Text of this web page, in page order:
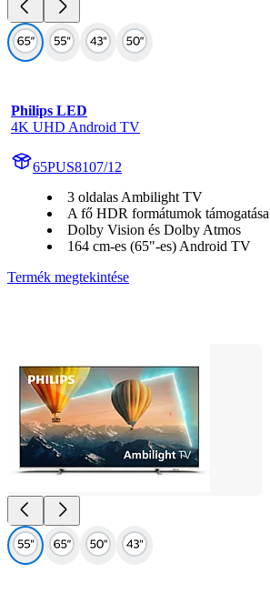
Philips LED
4K UHD Android TV
65PUS8107/12
3 oldalas Ambilight TV
A fő HDR formátumok támogatása
Dolby Vision és Dolby Atmos
164 cm-es (65"-es) Android TV
Termék megtekintése